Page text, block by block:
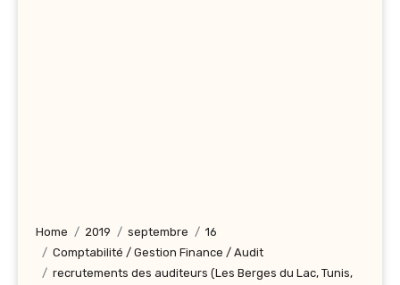
Home 2019 septembre
16
Comptabilité / Gestion Finance / Audit
recrutements des auditeurs (Les Berges du Lac, Tunis,